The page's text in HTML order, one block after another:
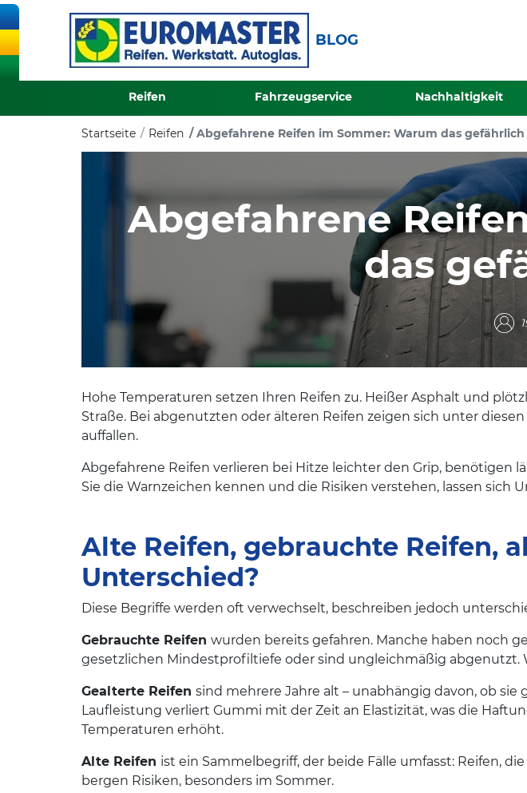
BLOG
Reifen Fahrzeugservice Nachhaltigkeit
Startseite Reifen Abgefahrene Reifen im Sommer: Warum das gefährlich
Abgefahrene
das
Hohe Temperaturen setzen Ihren Reifen zu. Heißer Asphalt und
Straße. Bei abgenutzten oder älteren Reifen zeigen sich unter
auffallen.
Abgefahrene Reifen verlieren bei Hitze leichter den Grip,
Sie die Warnzeichen kennen und die Risiken verstehen, lassen sich
Alte Reifen, gebrauchte Reifen,
Unterschied?
Diese Begriffe werden oft verwechselt, beschreiben jedoch
Gebrauchte Reifen wurden bereits gefahren. Manche haben noch
gesetzlichen Mindestprofiltiefe oder sind ungleichmäßig abgenutzt.
Gealterte Reifen sind mehrere Jahre alt – unabhängig davon, ob
Laufleistung verliert Gummi mit der Zeit an Elastizität, was die
Temperaturen erhöht.
Alte Reifen ist ein Sammelbegriff, der beide Fälle umfasst: Reifen,
bergen Risiken, besonders im Sommer.